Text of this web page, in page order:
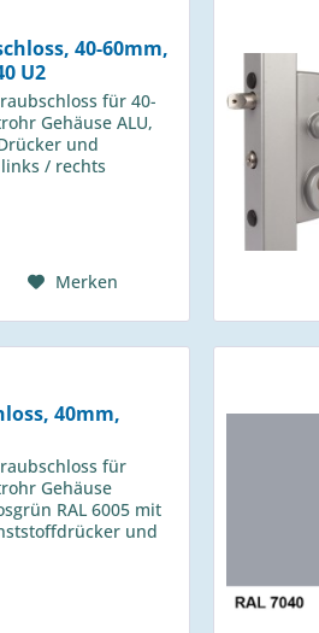
40-60mm,
U2
für 40-
Gehäuse ALU,
und
/ rechts
mit 25mm
bis 20mm -
Merken
40mm,
für
Gehäuse
RAL 6005 mit
und
25mm Hub - 4-